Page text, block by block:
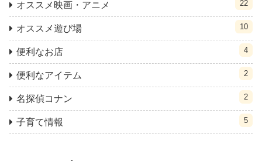
オススメ映画・アニメ 22
オススメ遊び場 10
便利なお店 4
便利なアイテム 2
名探偵コナン 2
子育て情報 5